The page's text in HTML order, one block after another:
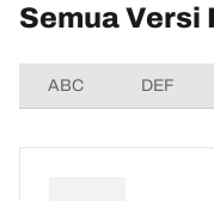
Semua Versi
ABC DEF